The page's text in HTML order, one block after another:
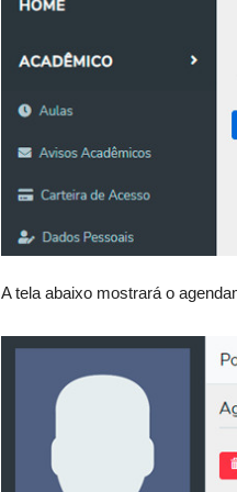
A tela abaixo mostrará o